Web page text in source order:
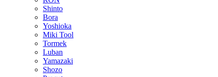
Shinto
Bora
Yoshioka
Miki Tool
Tormek
Luban
Yamazaki
Shozo